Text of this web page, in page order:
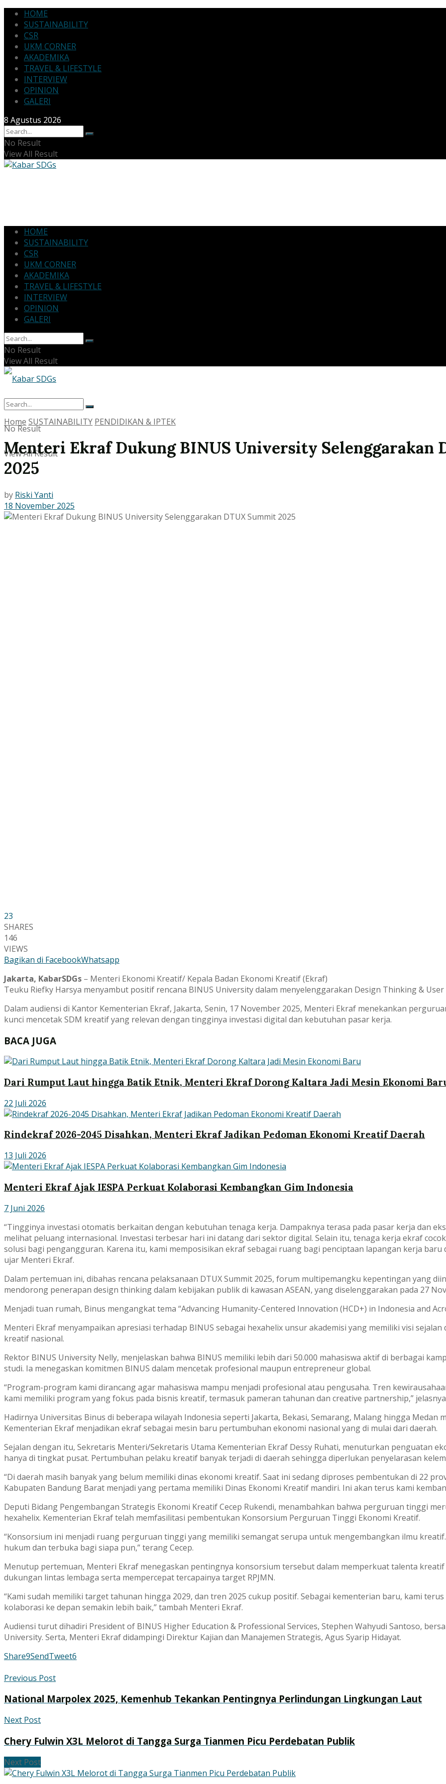
HOME
SUSTAINABILITY
CSR
UKM CORNER
AKADEMIKA
TRAVEL & LIFESTYLE
INTERVIEW
OPINION
GALERI
8 Agustus 2026
No Result
View All Result
HOME
SUSTAINABILITY
CSR
UKM CORNER
AKADEMIKA
TRAVEL & LIFESTYLE
INTERVIEW
OPINION
GALERI
No Result
View All Result
No Result
View All Result
Home SUSTAINABILITY PENDIDIKAN & IPTEK
Menteri Ekraf Dukung BINUS University Selenggarakan
2025
by Riski Yanti
18 November 2025
23
SHARES
146
VIEWS
Bagikan di FacebookWhatsapp
Jakarta, KabarSDGs – Menteri Ekonomi Kreatif/ Kepala Badan Ekonomi Kreatif (Ekraf)
Teuku Riefky Harsya menyambut positif rencana BINUS University dalam menyelenggarakan Design Thinking & User
Dalam audiensi di Kantor Kementerian Ekraf, Jakarta, Senin, 17 November 2025, Menteri Ekraf menekankan
kunci mencetak SDM kreatif yang relevan dengan tingginya investasi digital dan kebutuhan pasar kerja.
BACA JUGA
Dari Rumput Laut hingga Batik Etnik, Menteri Ekraf Dorong Kaltara Jadi Mesin Ekonomi
22 Juli 2026
Rindekraf 2026-2045 Disahkan, Menteri Ekraf Jadikan Pedoman Ekonomi Kreatif Daerah
13 Juli 2026
Menteri Ekraf Ajak IESPA Perkuat Kolaborasi Kembangkan Gim Indonesia
7 Juni 2026
“Tingginya investasi otomatis berkaitan dengan kebutuhan tenaga kerja. Dampaknya terasa pada pasar kerja dan
melihat peluang internasional. Investasi terbesar hari ini datang dari sektor digital. Selain itu, tenaga kerja ekraf
solusi bagi pengangguran. Karena itu, kami memposisikan ekraf sebagai ruang bagi penciptaan lapangan kerja baru
ujar Menteri Ekraf.
Dalam pertemuan ini, dibahas rencana pelaksanaan DTUX Summit 2025, forum multipemangku kepentingan yang
mendorong penerapan design thinking dalam kebijakan publik di kawasan ASEAN, yang diselenggarakan pada 27
Menjadi tuan rumah, Binus mengangkat tema “Advancing Humanity-Centered Innovation (HCD+) in Indonesia and
Menteri Ekraf menyampaikan apresiasi terhadap BINUS sebagai hexahelix unsur akademisi yang memiliki visi
kreatif nasional.
Rektor BINUS University Nelly, menjelaskan bahwa BINUS memiliki lebih dari 50.000 mahasiswa aktif di berbagai
studi. Ia menegaskan komitmen BINUS dalam mencetak profesional maupun entrepreneur global.
“Program-program kami dirancang agar mahasiswa mampu menjadi profesional atau pengusaha. Tren
kami memiliki program yang fokus pada bisnis kreatif, termasuk pameran tahunan dan creative partnership,”
Hadirnya Universitas Binus di beberapa wilayah Indonesia seperti Jakarta, Bekasi, Semarang, Malang hingga Medan
Kementerian Ekraf menjadikan ekraf sebagai mesin baru pertumbuhan ekonomi nasional yang di mulai dari daerah.
Sejalan dengan itu, Sekretaris Menteri/Sekretaris Utama Kementerian Ekraf Dessy Ruhati, menuturkan penguatan
hanya di tingkat pusat. Pertumbuhan pelaku kreatif banyak terjadi di daerah sehingga diperlukan penyelarasan
“Di daerah masih banyak yang belum memiliki dinas ekonomi kreatif. Saat ini sedang diproses pembentukan di 22
Kabupaten Bandung Barat menjadi yang pertama memiliki Dinas Ekonomi Kreatif mandiri. Ini akan terus kami
Deputi Bidang Pengembangan Strategis Ekonomi Kreatif Cecep Rukendi, menambahkan bahwa perguruan tinggi
hexahelix. Kementerian Ekraf telah memfasilitasi pembentukan Konsorsium Perguruan Tinggi Ekonomi Kreatif.
“Konsorsium ini menjadi ruang perguruan tinggi yang memiliki semangat serupa untuk mengembangkan ilmu
hukum dan terbuka bagi siapa pun,” terang Cecep.
Menutup pertemuan, Menteri Ekraf menegaskan pentingnya konsorsium tersebut dalam memperkuat talenta
dukungan lintas lembaga serta mempercepat tercapainya target RPJMN.
“Kami sudah memiliki target tahunan hingga 2029, dan tren 2025 cukup positif. Sebagai kementerian baru, kami
kolaborasi ke depan semakin lebih baik,” tambah Menteri Ekraf.
Audiensi turut dihadiri President of BINUS Higher Education & Professional Services, Stephen Wahyudi Santoso,
University. Serta, Menteri Ekraf didampingi Direktur Kajian dan Manajemen Strategis, Agus Syarip Hidayat.
Share9SendTweet6
Previous Post
National Marpolex 2025, Kemenhub Tekankan Pentingnya Perlindungan Lingkungan Laut
Next Post
Chery Fulwin X3L Melorot di Tangga Surga Tianmen Picu Perdebatan Publik
Next Post